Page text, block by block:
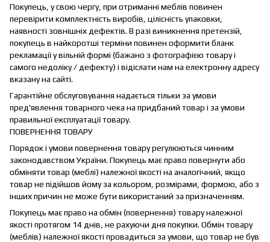
Покупець, у свою чергу, при отриманні меблів повинен
перевірити комплектність виробів, цілісність упаковки,
наявності зовнішніх дефектів. В разі виникнення претензій,
покупець в найкоротші терміни повинен оформити бланк
рекламації у вільній формі (бажано з фотографією товару і
самого недоліку / дефекту) і відіслати нам на електронну адресу
вказану на сайті.
Гарантійне обслуговування надається тільки за умови
пред'явлення товарного чека на придбаний товар і за умови
правильної експлуатації товару.
ПОВЕРНЕННЯ ТОВАРУ
Порядок і умови повернення товару регулюються чинним
законодавством України. Покупець має право повернути або
обміняти товар (меблі) належної якості на аналогічний, якщо
товар не підійшов йому за кольором, розмірами, формою, або з
інших причин не може бути використаний за призначенням.
Покупець має право на обмін (повернення) товару належної
якості протягом 14 днів, не рахуючи дня покупки. Обмін товару
(меблів) належної якості провадиться за умови, що товар не був